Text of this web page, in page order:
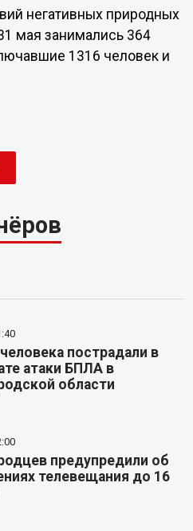
негативных природных
мая занимались 364
1316 человек и
пострадали в
атаки БПЛА в
области
предупредили об
телевещания до 16